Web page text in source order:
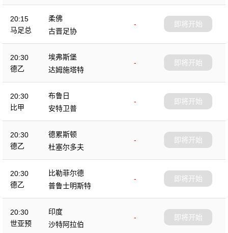
20:15
马足总
柔佛
-
古晋足协
即将开始
20:30
德乙
埃弗斯堡
-
达姆施塔特
即将开始
20:30
比甲
布鲁日
-
安特卫普
即将开始
20:30
德乙
德累斯顿
-
杜塞尔多夫
即将开始
20:30
德乙
比勒菲尔德
-
普鲁士明斯特
即将开始
20:30
世亚预
印度
-
沙特阿拉伯
即将开始